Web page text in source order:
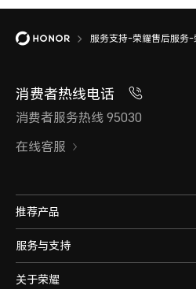
服务支持-荣耀售后服务-
消费者热线电话
消费者服务热线 95030
在线客服
推荐产品
服务与支持
关于荣耀